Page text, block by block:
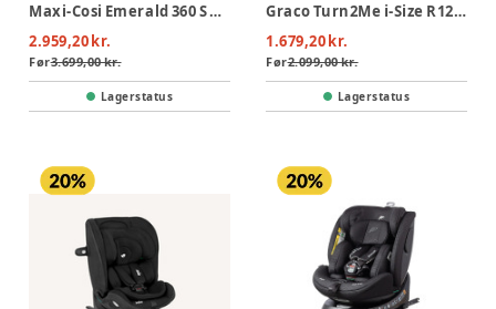
Maxi-Cosi Emerald 360 S Autostol - Tonal Graphite
2.959,20 kr.
Før3.699,00 kr.
Lagerstatus
Graco Turn2Me i-Size R129 Autostol - Midnight
1.679,20 kr.
Før2.099,00 kr.
Lagerstatus